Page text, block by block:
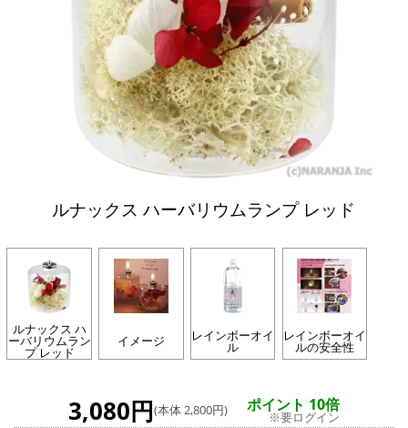
ルナックス ハーバリウムランプ レッド
ルナックス ハ
ーバリウムラン
プ レッド
イメージ レインボーオイ
ル
レインボーオイ
ルの安全性
3,080円(本体 2,800円) ポイント 10倍
※要ログイン